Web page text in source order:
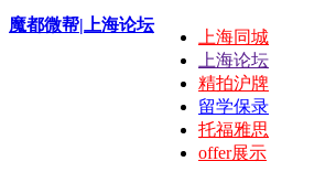
魔都微帮|上海论坛
上海同城
上海论坛
精拍沪牌
留学保录
托福雅思
offer展示